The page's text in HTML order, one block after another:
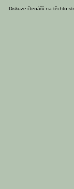
Diskuze čtenářů na těchto